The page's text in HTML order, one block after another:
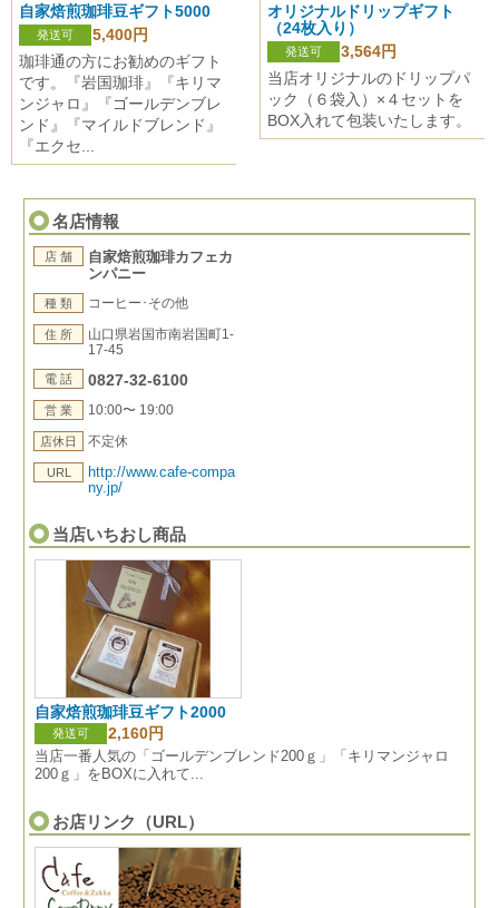
名店情報
店 舗
自家焙煎珈琲カフェカ
ンパニー
種 類 コーヒー･その他
住 所
山口県岩国市南岩国町1-
17-45
電 話 0827-32-6100
営 業 10:00〜 19:00
店休日 不定休
URL
http://www.cafe-compa
ny.jp/
当店いちおし商品
自家焙煎珈琲豆ギフト2000
発送可 2,160円
当店一番人気の「ゴールデンブレンド200ｇ」「キリマンジャロ
200ｇ」をBOXに入れて...
お店リンク（URL）
自家焙煎珈琲豆ギフト5000
発送可
5,400円
珈琲通の方にお勧めのギフト
です。『岩国珈琲』『キリマ
ンジャロ』『ゴールデンブレ
ンド』『マイルドブレンド』
『エクセ...
オリジナルドリップギフト
（24枚入り）
発送可
3,564円
当店オリジナルのドリップパ
ック（６袋入）×４セットを
BOX入れて包装いたします。